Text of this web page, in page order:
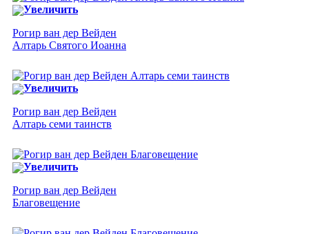
Увеличить
Рогир ван дер Вейден
Алтарь Святого Иоанна
Увеличить
Рогир ван дер Вейден
Алтарь семи таинств
Увеличить
Рогир ван дер Вейден
Благовещение